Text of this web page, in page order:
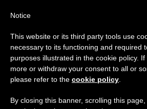
باباوات
Notice
This website or its third party tools use
necessary to its functioning and required
purposes illustrated in the cookie policy.
more or withdraw your consent to all or
please refer to the cookie policy
By closing this banner, scrolling this